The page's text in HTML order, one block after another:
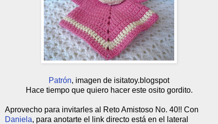
Patrón, imagen de isitatoy.blogspot
Hace tiempo que quiero hacer este osito gordito.
Aprovecho para invitarles al Reto Amistoso No. 40!! Con
Daniela, para anotarte el link directo está en el lateral